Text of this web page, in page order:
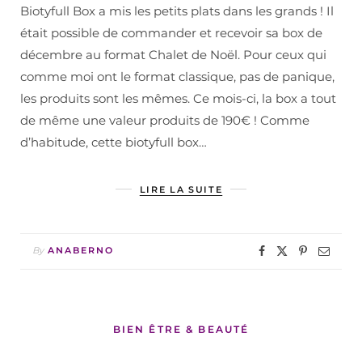
Biotyfull Box a mis les petits plats dans les grands ! Il
était possible de commander et recevoir sa box de
décembre au format Chalet de Noël. Pour ceux qui
comme moi ont le format classique, pas de panique,
les produits sont les mêmes. Ce mois-ci, la box a tout
de même une valeur produits de 190€ ! Comme
d’habitude, cette biotyfull box…
LIRE LA SUITE
By ANABERNO
BIEN ÊTRE & BEAUTÉ